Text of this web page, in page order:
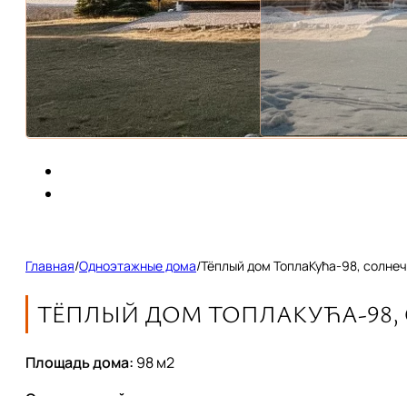
Главная/Одноэтажные дома/Тёплый дом ТоплаКућа-98,
ТЁПЛЫЙ ДОМ ТОПЛАКУЋА-
Площадь дома: 98м2